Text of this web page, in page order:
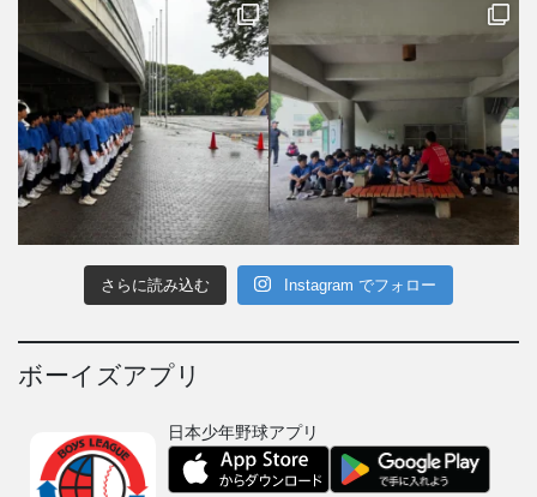
さらに読み込む Instagram でフォロー
ボーイズアプリ
日本少年野球アプリ